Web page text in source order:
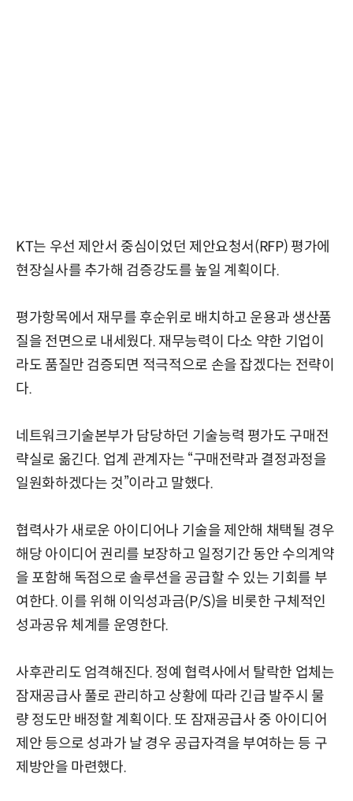
KT는 우선 제안서 중심이었던 제안요청서(RFP) 평가에
현장실사를 추가해 검증강도를 높일 계획이다.
평가항목에서 재무를 후순위로 배치하고 운용과 생산품
질을 전면으로 내세웠다. 재무능력이 다소 약한 기업이
라도 품질만 검증되면 적극적으로 손을 잡겠다는 전략이
다.
네트워크기술본부가 담당하던 기술능력 평가도 구매전
략실로 옮긴다. 업계 관계자는 “구매전략과 결정과정을
일원화하겠다는 것”이라고 말했다.
협력사가 새로운 아이디어나 기술을 제안해 채택될 경우
해당 아이디어 권리를 보장하고 일정기간 동안 수의계약
을 포함해 독점으로 솔루션을 공급할 수 있는 기회를 부
여한다. 이를 위해 이익성과금(P/S)을 비롯한 구체적인
성과공유 체계를 운영한다.
사후관리도 엄격해진다. 정예 협력사에서 탈락한 업체는
잠재공급사 풀로 관리하고 상황에 따라 긴급 발주시 물
량 정도만 배정할 계획이다. 또 잠재공급사 중 아이디어
제안 등으로 성과가 날 경우 공급자격을 부여하는 등 구
제방안을 마련했다.